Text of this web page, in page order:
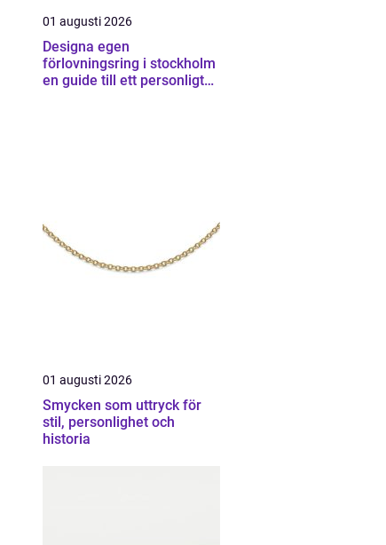
01 augusti 2026
Designa egen
förlovningsring i stockholm
en guide till ett personligt
01 augusti 2026
Smycken som uttryck för
stil, personlighet och
historia